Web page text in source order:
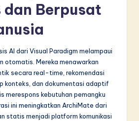
dan Berpusat
AI dari Visual Paradigm melampaui
otomatis. Mereka menawarkan
secara real-time, rekomendasi
konteks, dan dokumentasi adaptif
merespons kebutuhan pemangku
ini meningkatkan ArchiMate dari
statis menjadi platform komunikasi